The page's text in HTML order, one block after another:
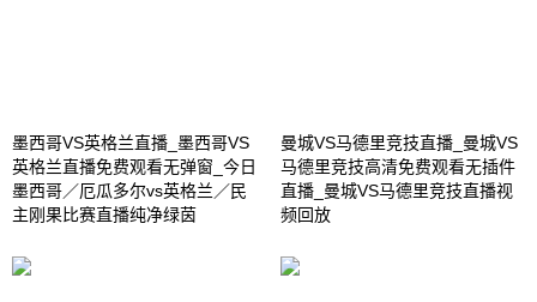
墨西哥VS英格兰直播_墨西哥VS
英格兰直播免费观看无弹窗_今日
墨西哥／厄瓜多尔vs英格兰／民
主刚果比赛直播纯净绿茵
曼城VS马德里竞技直播_曼城VS
马德里竞技高清免费观看无插件
直播_曼城VS马德里竞技直播视
频回放